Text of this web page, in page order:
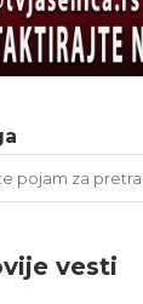
vesti